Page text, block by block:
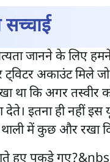
जानने के लिए
अकाउंट मिले जो
कि अगर तस्वीर
देते। इतना ही नहीं
में कुछ और रखा